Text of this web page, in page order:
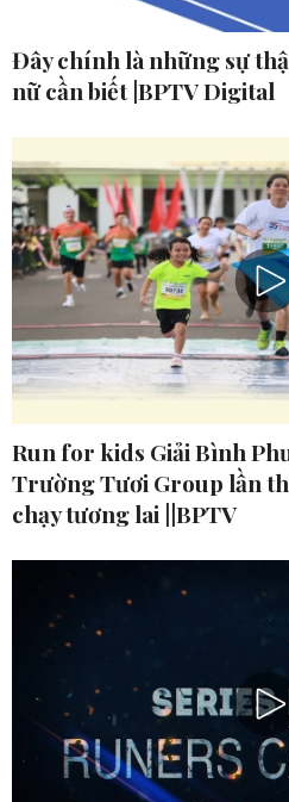
Đây chính là những sự
nữ cần biết |BPTV Digital
Run for kids Giải Bình
Trường Tươi Group lần
chạy tương lai ||BPTV